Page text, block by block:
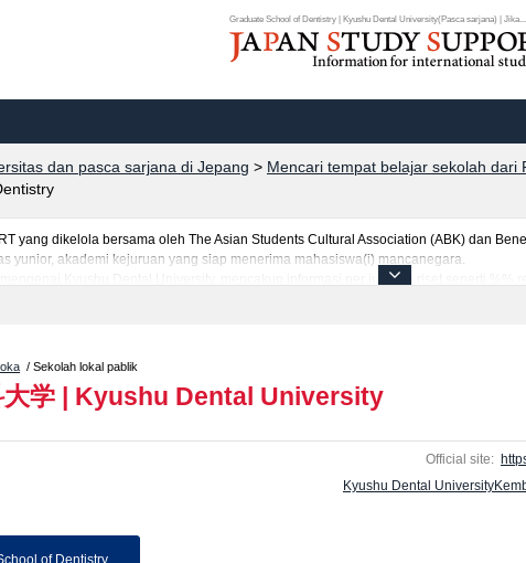
Graduate School of Dentistry | Kyushu Dental University(Pasca sarjana) | Jika...
dan pasca sarjana di Jepang > Mencari tempat belajar sekolah dari
yang dikelola bersama oleh The Asian Students Cultural Association (ABK) dan
yunior, akademi kejuruan yang siap menerima mahasiswa(i) mancanegara.
mengenai Kyushu Dental University, mencakup informasi per jurusan riset seperti %%
/ Sekolah lokal pablik
学 | Kyushu Dental University
Official site:
Kyushu Dental